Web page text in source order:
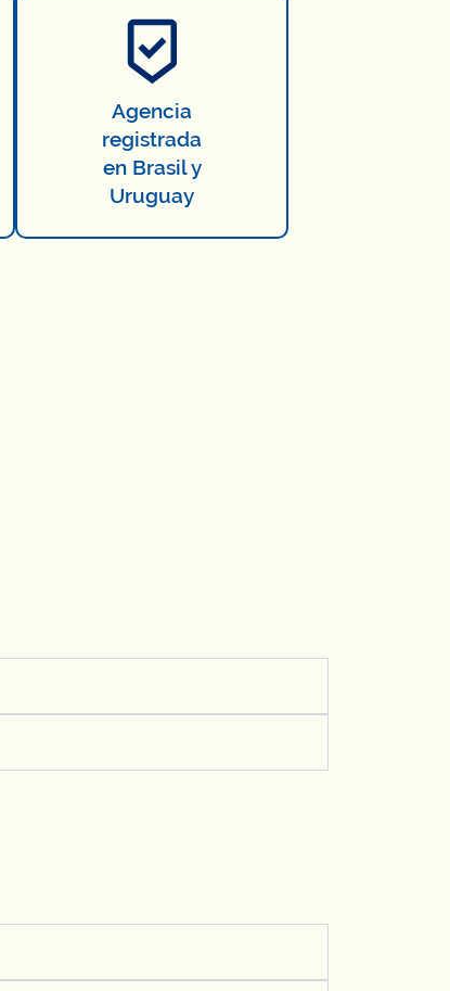
Agencia
registrada
en Brasil y
Uruguay